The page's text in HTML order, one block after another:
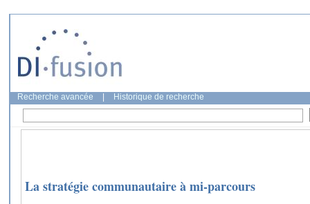
Recherche avancée Historique de recherche
La stratégie communautaire à mi-parcours